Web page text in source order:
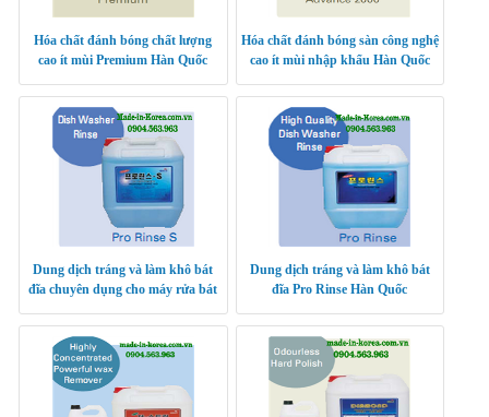
Hóa chất đánh bóng chất lượng
cao ít mùi Premium Hàn Quốc
Hóa chất đánh bóng sàn công nghệ
cao ít mùi nhập khẩu Hàn Quốc
Dung dịch tráng và làm khô bát
đĩa chuyên dụng cho máy rửa bát
Dung dịch tráng và làm khô bát
đĩa Pro Rinse Hàn Quốc